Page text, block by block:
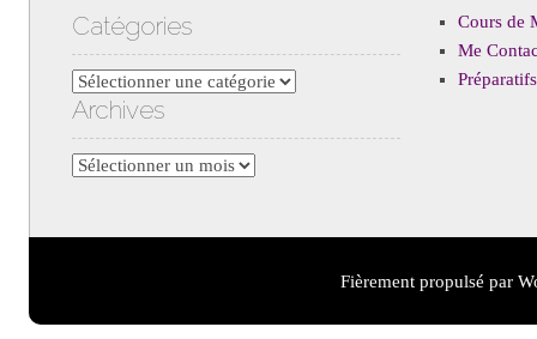
Catégories
Catégories
Archives
Archives
Cours de
Me
Fièrement propulsé par